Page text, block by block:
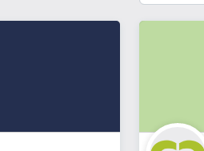
webshop